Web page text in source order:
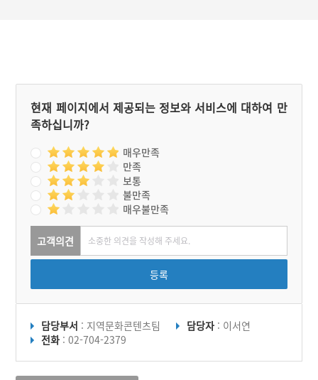
현재 페이지에서 제공되는 정보와 서비스에 대하여 만
족하십니까?
매우만족
만족
보통
불만족
매우불만족
고객의견
등록
담당부서 : 지역문화콘텐츠팀 담당자 : 이서연
전화 : 02-704-2379